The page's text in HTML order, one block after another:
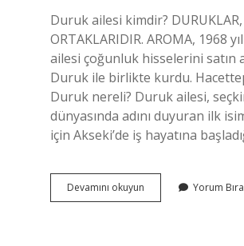
Duruk ailesi kimdir?
ORTAKLARIDIR. AROMA, 1968
ailesi çoğunluk hisselerini satın
Duruk ile birlikte kurdu.
Duruk nereli? Duruk ailesi,
dünyasında adını duyuran ilk
için Akseki’de iş hayatına
Devamını okuyun
Grubu
Yorum